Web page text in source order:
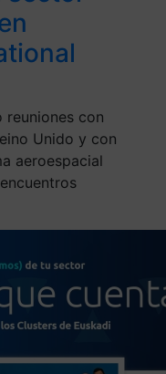
reuniones con
Unido y con
aeroespacial